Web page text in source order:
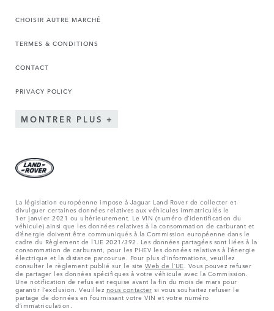
CHOISIR AUTRE MARCHÉ
TERMES & CONDITIONS
CONTACT
PRIVACY POLICY
MONTRER PLUS
La législation européenne impose à Jaguar Land Rover de collecter et
divulguer certaines données relatives aux véhicules immatriculés le
1er janvier 2021 ou ultérieurement. Le VIN (numéro d’identification du
véhicule) ainsi que les données relatives à la consommation de carburant et
d’énergie doivent être communiqués à la Commission européenne dans le
cadre du Règlement de l’UE 2021/392. Les données partagées sont liées à la
consommation de carburant, pour les PHEV les données relatives à l’énergie
électrique et la distance parcourue. Pour plus d’informations, veuillez
consulter le règlement publié sur le site Web de l’UE . Vous pouvez refuser
de partager les données spécifiques à votre véhicule avec la Commission.
Une notification de refus est requise avant la fin du mois de mars pour
garantir l’exclusion. Veuillez nous contacter si vous souhaitez refuser le
partage de données en fournissant votre VIN et votre numéro
d’immatriculation.